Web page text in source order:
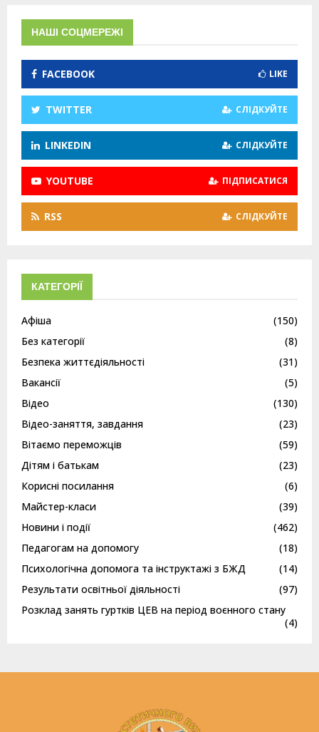
НАШІ СОЦМЕРЕЖІ
FACEBOOK LIKE
TWITTER СЛІДКУЙТЕ
LINKEDIN СЛІДКУЙТЕ
YOUTUBE ПІДПИСАТИСЯ
RSS СЛІДКУЙТЕ
КАТЕГОРІЇ
Афіша
(150)
Без категорії
(8)
Безпека життєдіяльності
(31)
Вакансії
(5)
Відео
(130)
Відео-заняття, завдання
(23)
Вітаємо переможців
(59)
Дітям і батькам
(23)
Корисні посилання
(6)
Майстер-класи
(39)
Новини і події
(462)
Педагогам на допомогу
(18)
Психологічна допомога та інструктажі з БЖД
(14)
Результати освітньої діяльності
(97)
Розклад занять гуртків ЦЕВ на період воєнного стану
(4)